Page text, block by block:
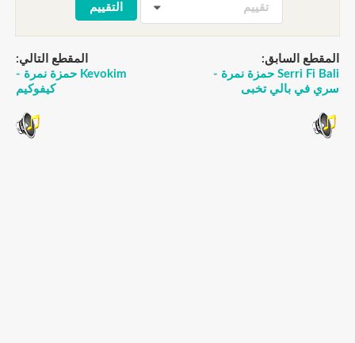
تقييم
المقطع السابق:
Serri Fi Bali حمزة نمرة -
سري في بالي تخبى
المقطع التالي:
Kevokim حمزة نمرة -
كيفوكيم